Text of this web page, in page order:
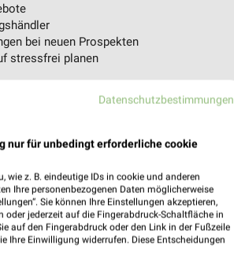
bei neuen Prospekten
stressfrei planen
Datenschutzbestimmungen
nur für unbedingt erforderliche cookie
z. B. eindeutige IDs in cookie und anderen
Ihre personenbezogenen Daten möglicherweise
Sie können Ihre Einstellungen akzeptieren,
oder jederzeit auf die Fingerabdruck-Schaltfläche in
auf den Fingerabdruck oder den Link in der Fußzeile
Ihre Einwilligung widerrufen. Diese Entscheidungen